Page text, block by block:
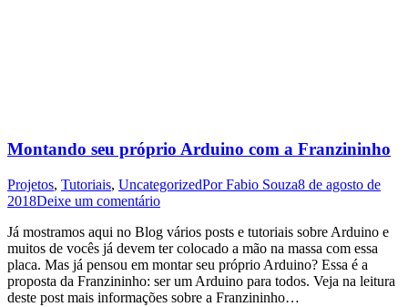
Montando seu próprio Arduino com a Franzininho
Projetos, Tutoriais, UncategorizedPorFabio Souza8 de agosto de
2018Deixe um comentário
Já mostramos aqui no Blog vários posts e tutoriais sobre Arduino e
muitos de vocês já devem ter colocado a mão na massa com essa
placa. Mas já pensou em montar seu próprio Arduino? Essa é a
proposta da Franzininho: ser um Arduino para todos. Veja na leitura
deste post mais informações sobre a Franzininho…